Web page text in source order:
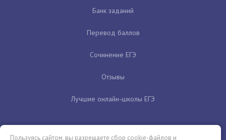
Банк заданий
Перевод баллов
Сочинение ЕГЭ
Отзывы
Лучшие онлайн-школы ЕГЭ
Пользуясь сайтом, вы разрешаете сбор cookie-файлов и